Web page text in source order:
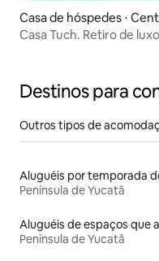
Casa de hóspedes ⋅
Casa Tuch. Retiro de
Destinos para
Outros tipos de
Península de Yucatã
Península de Yucatã